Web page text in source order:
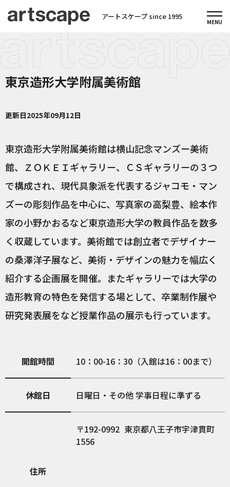
アートスケープ since 1995
東京造形大学附属美術館
更新日2025年09月12日
東京造形大学附属美術館は横山記念マンズー美術
館、ＺＯＫＥＩギャラリー、ＣＳギャラリーの３つ
で構成され、現代具象派を代表するジャコモ・マン
ズーの彫刻作品を中心に、写真家の高梨豊、絵本作
家の小野かおるなど東京造形大学の教員作品を数多
く収蔵しています。美術館では創立者でデザイナー
の桑澤洋子展など、美術・デザインの魅力を幅広く
紹介する企画展を開催。またギャラリーでは大学の
造形教育の特色を発信する場として、卒業制作展や
研究発表展をなど授業作品の展示も行っています。
開館時間 10：00-16：30（入館は16：00まで）
休館日 日曜日・その他 学事日程に準ずる
住所
192-0992 東京都八王子市宇津貫町
1556